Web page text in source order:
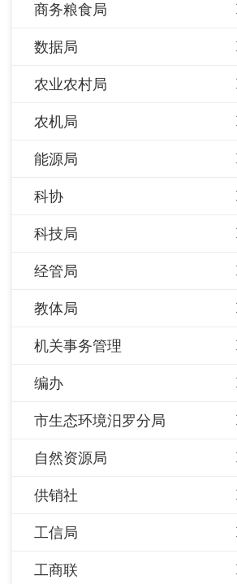
商务粮食局
数据局
农业农村局
农机局
能源局
科协
科技局
经管局
教体局
机关事务管理
编办
市生态环境汨罗分局
自然资源局
供销社
工信局
工商联